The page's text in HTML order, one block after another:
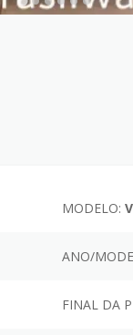
MODELO:
ANO/
FINAL DA